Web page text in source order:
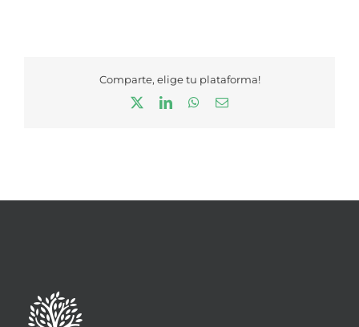
Comparte, elige tu plataforma!
LinkedInWhatsApp
Correo